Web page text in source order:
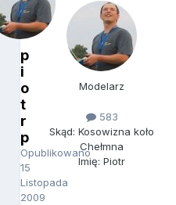
p
i
o
t
r
p
Opublikowano
15
Listopada
2009
Modelarz
583
Skąd: Kosowizna koło
Chełmna
Imię: Piotr